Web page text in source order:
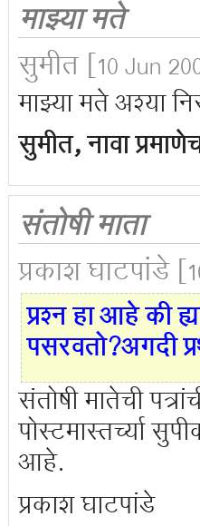
माझ्या मते
सुमीत [10 Jun
माझ्या मते अश्या
सुमीत, नावा
संतोषी माता
प्रकाश घाटपांडे
प्रश्न हा आहे की
पसरवतो?अगदी
संतोषी मातेची
पोस्टमास्तर्च्या
आहे.
प्रकाश घाटपांडे